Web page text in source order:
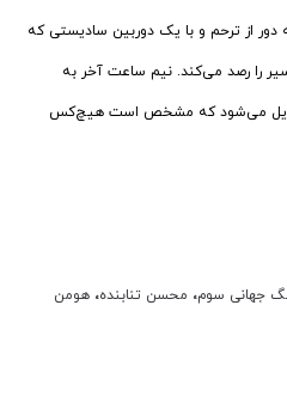
دور از ترحم و با یک دوربین سادیستی که
را رصد می‌کند. نیم ساعت آخر به
می‌شود که مشخص است هیچ‌کس
جهانی سوم، محسن تنابنده، هومن